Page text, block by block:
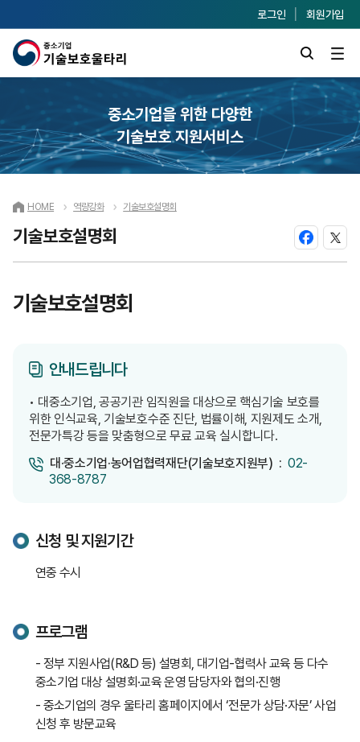
로그인 회원가입
중소기업을 위한 다양한
기술보호 지원서비스
HOME 역량강화 기술보호설명회
기술보호설명회
기술보호설명회
안내드립니다
• 대중소기업, 공공기관 임직원을 대상으로 핵심기술 보호를
위한 인식교육, 기술보호수준 진단, 법률이해, 지원제도 소개,
전문가특강 등을 맞춤형으로 무료 교육 실시합니다.
대·중소기업·농어업협력재단(기술보호지원부) : 02-
368-8787
신청 및 지원기간
연중 수시
프로그램
- 정부 지원사업(R&D 등) 설명회, 대기업-협력사 교육 등 다수
중소기업 대상 설명회·교육 운영 담당자와 협의·진행
- 중소기업의 경우 울타리 홈페이지에서 ‘전문가 상담·자문’ 사업
신청 후 방문교육